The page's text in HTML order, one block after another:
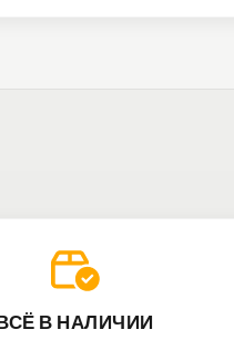
В НАЛИЧИИ